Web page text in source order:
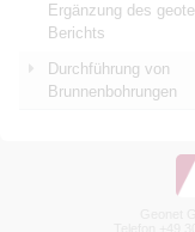
Ergänzung des
Berichts
Durchführung von
Brunnenbohrungen